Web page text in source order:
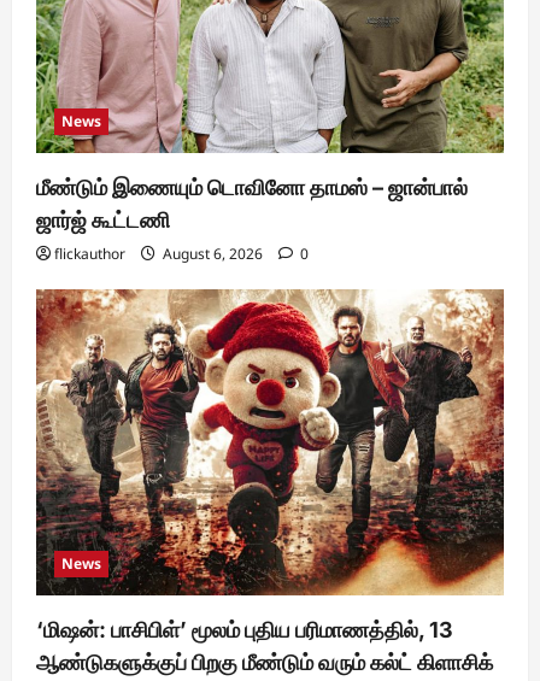
News
மீண்டும் இணையும் டொவினோ தாமஸ் – ஜான்பால்
ஜார்ஜ் கூட்டணி
flickauthor August 6, 2026 0
News
‘மிஷன்: பாசிபிள்’ மூலம் புதிய பரிமாணத்தில், 13
ஆண்டுகளுக்குப் பிறகு மீண்டும் வரும் கல்ட் கிளாசிக்